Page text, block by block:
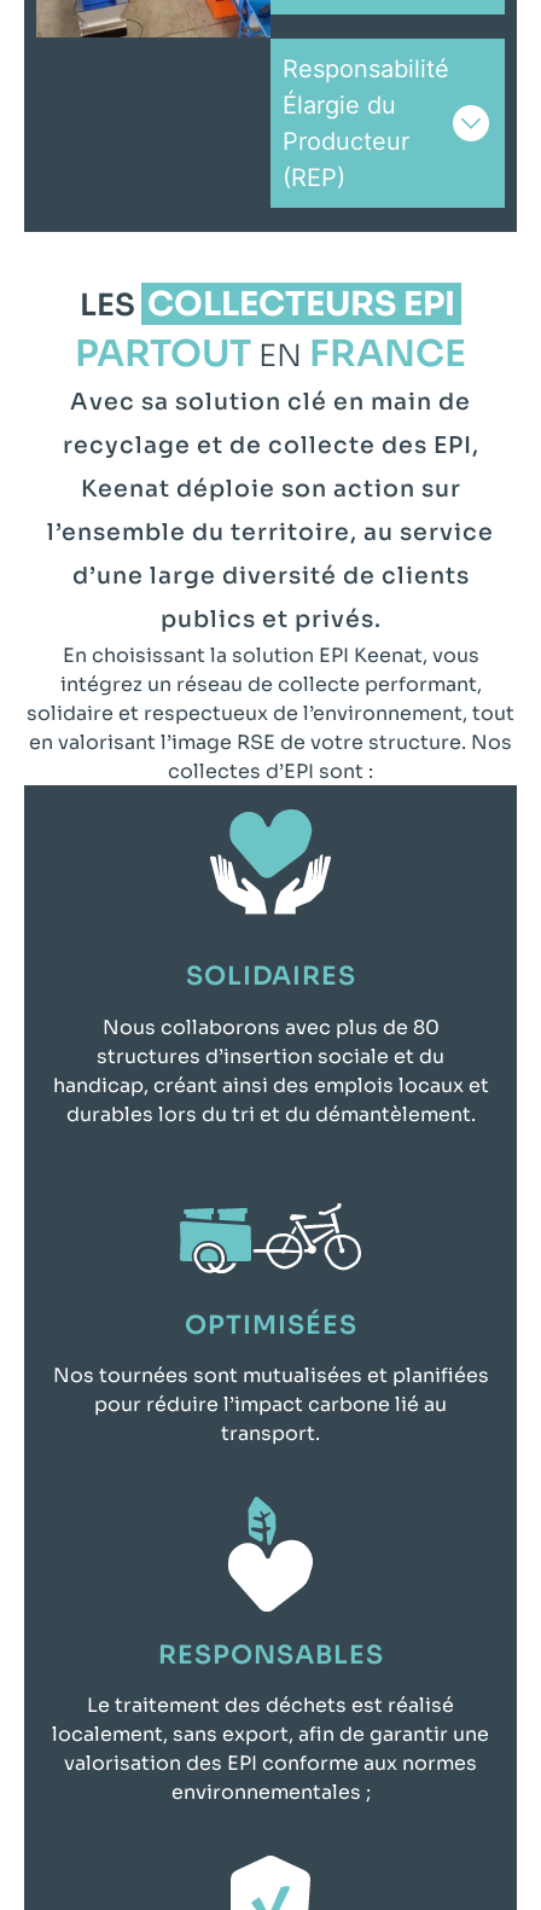
Responsabilité
Élargie du
Producteur
(REP)
LES COLLECTEURS EPI
PARTOUT EN FRANCE
Avec sa solution clé en main de
recyclage et de collecte des EPI,
Keenat déploie son action sur
l’ensemble du territoire, au service
d’une large diversité de clients
publics et privés.
En choisissant la solution EPI Keenat, vous
intégrez un réseau de collecte performant,
solidaire et respectueux de l’environnement, tout
en valorisant l’image RSE de votre structure. Nos
collectes d’EPI sont :
SOLIDAIRES
Nous collaborons avec plus de 80
structures d’insertion sociale et du
handicap, créant ainsi des emplois locaux et
durables lors du tri et du démantèlement.
OPTIMISÉES
Nos tournées sont mutualisées et planifiées
pour réduire l’impact carbone lié au
transport.
RESPONSABLES
Le traitement des déchets est réalisé
localement, sans export, afin de garantir une
valorisation des EPI conforme aux normes
environnementales ;